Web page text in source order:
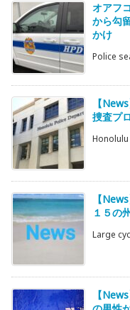
オアフ
から勾
かけ
Police
【
捜査プ
【
１５の
Large
【